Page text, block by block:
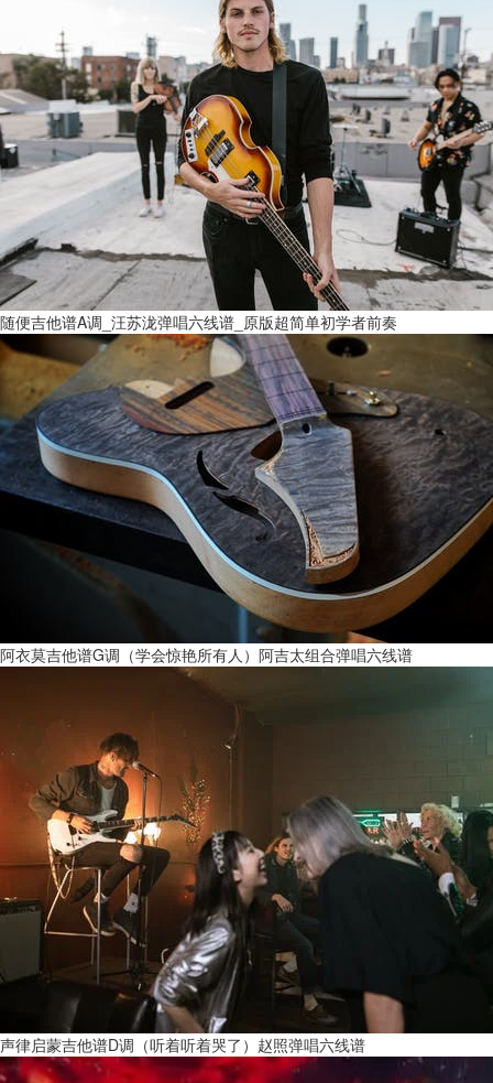
随便吉他谱A调_汪苏泷弹唱六线谱_原版超简单初学者前奏
阿衣莫吉他谱G调（学会惊艳所有人）阿吉太组合弹唱六线谱
声律启蒙吉他谱D调（听着听着哭了）赵照弹唱六线谱